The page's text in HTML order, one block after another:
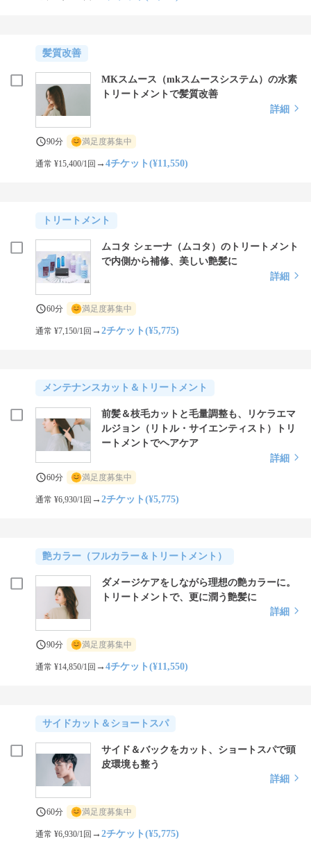
髪質改善
MKスムース（mkスムースシステム）の水素
トリートメントで髪質改善
詳細
90分 満足度募集中
通常 ¥15,400/1回 →4チケット(¥11,550)
トリートメント
ムコタ シェーナ（ムコタ）のトリートメント
で内側から補修、美しい艶髪に
詳細
60分 満足度募集中
通常 ¥7,150/1回 →2チケット(¥5,775)
メンテナンスカット＆トリートメント
前髪＆枝毛カットと毛量調整も、リケラエマ
ルジョン（リトル・サイエンティスト）トリ
ートメントでヘアケア
詳細
60分 満足度募集中
通常 ¥6,930/1回 →2チケット(¥5,775)
艶カラー（フルカラー＆トリートメント）
ダメージケアをしながら理想の艶カラーに。
トリートメントで、更に潤う艶髪に
詳細
90分 満足度募集中
通常 ¥14,850/1回 →4チケット(¥11,550)
サイドカット＆ショートスパ
サイド＆バックをカット、ショートスパで頭
皮環境も整う
詳細
60分 満足度募集中
通常 ¥6,930/1回 →2チケット(¥5,775)